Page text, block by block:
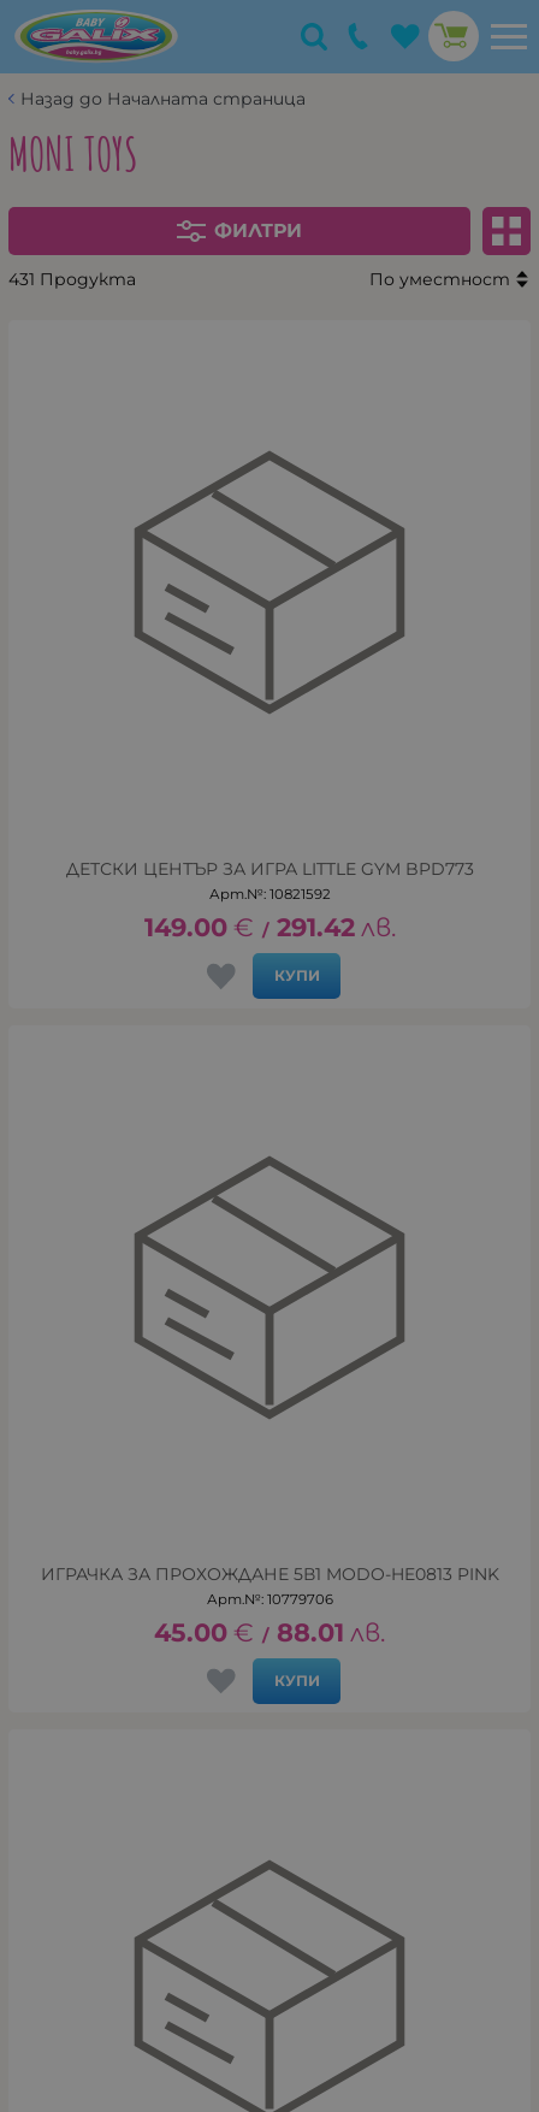
Назад до Началната страница
MONI TOYS
ФИЛТРИ
431 Продукта По уместност
ДЕТСКИ ЦЕНТЪР ЗА ИГРА LITTLE GYM BPD773
Арт.№: 10821592
149.00 € / 291.42 лв.
КУПИ
ИГРАЧКА ЗА ПРОХОЖДАНЕ 5В1 MODO-HE0813 PINK
Арт.№: 10779706
45.00 € / 88.01 лв.
КУПИ